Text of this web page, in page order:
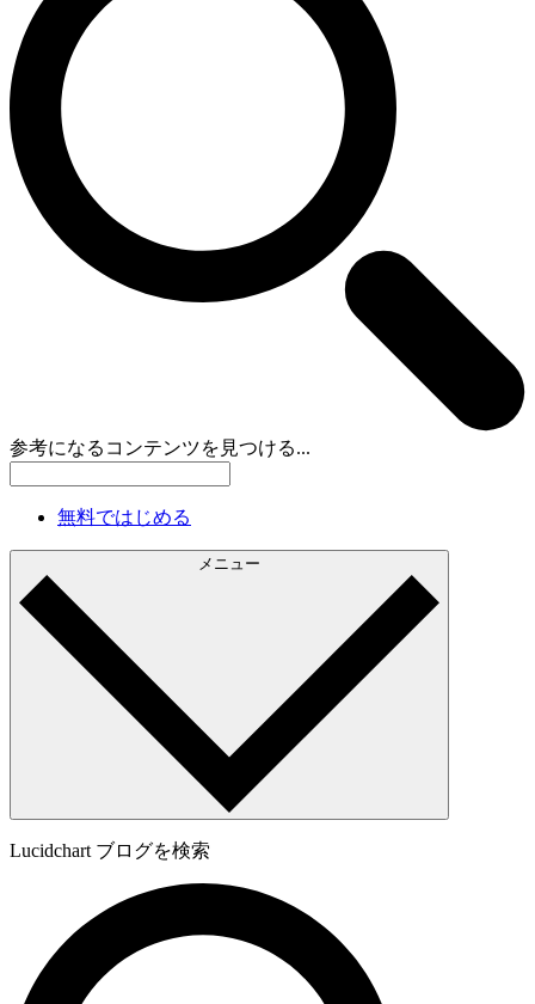
参考になるコンテンツを見つける...
無料ではじめる
メニュー
Lucidchart ブログを検索